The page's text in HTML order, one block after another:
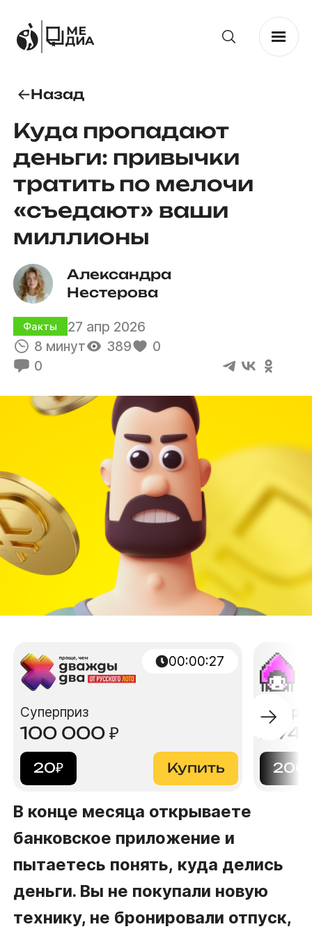
Назад
Куда пропадают
деньги: привычки
тратить по мелочи
«съедают» ваши
миллионы
Александра
Нестерова
Факты
27 апр 2026
8 минут
389
0
0
00:00:25
Суперприз
100 000₽
20₽ Купить
2
200
В конце месяца открываете
банковское приложение и
пытаетесь понять, куда делись
деньги. Вы не покупали новую
технику, не бронировали отпуск,